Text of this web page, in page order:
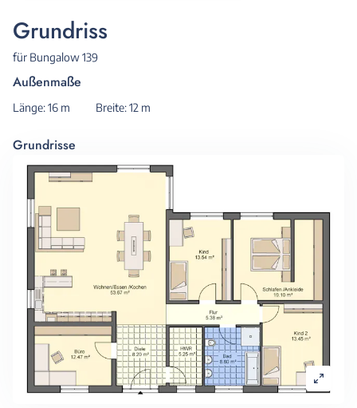
Grundriss
für Bungalow 139
Außenmaße
Länge: 16 m Breite: 12 m
Grundrisse